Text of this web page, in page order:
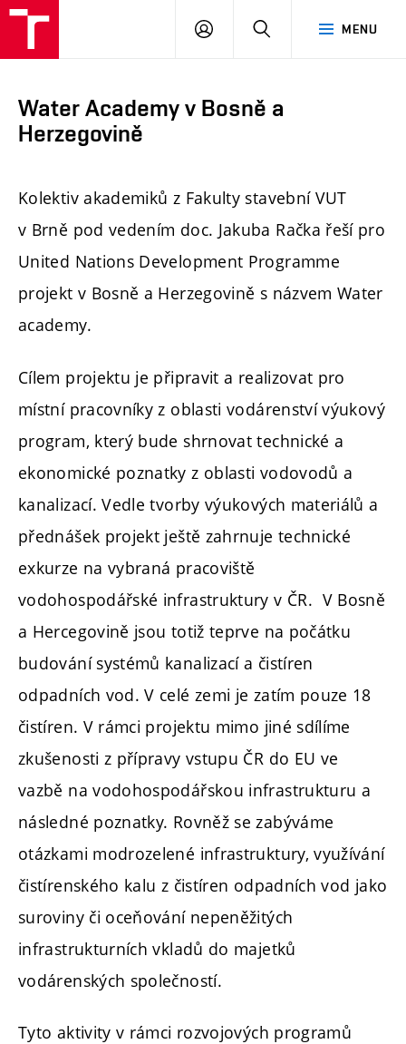
Brno
MENU
PŘIHLÁSIT
Water Academy v Bosně a
Herzegovině
Kolektiv akademiků z Fakulty stavební VUT
v Brně pod vedením doc. Jakuba Račka řeší pro
United Nations Development Programme
projekt v Bosně a Herzegovině s názvem Water
academy.
Cílem projektu je připravit a realizovat pro
místní pracovníky z oblasti vodárenství výukový
program, který bude shrnovat technické a
ekonomické poznatky z oblasti vodovodů a
kanalizací. Vedle tvorby výukových materiálů a
přednášek projekt ještě zahrnuje technické
exkurze na vybraná pracoviště
vodohospodářské infrastruktury v ČR. V Bosně
a Hercegovině jsou totiž teprve na počátku
budování systémů kanalizací a čistíren
odpadních vod. V celé zemi je zatím pouze 18
čistíren. V rámci projektu mimo jiné sdílíme
zkušenosti z přípravy vstupu ČR do EU ve
vazbě na vodohospodářskou infrastrukturu a
následné poznatky. Rovněž se zabýváme
otázkami modrozelené infrastruktury, využívání
čistírenského kalu z čistíren odpadních vod jako
suroviny či oceňování nepeněžitých
infrastrukturních vkladů do majetků
vodárenských společností.
Tyto aktivity v rámci rozvojových programů